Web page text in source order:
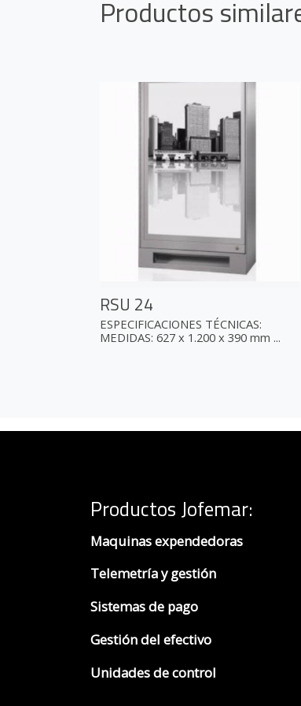
Productos
RSU 24
ESPECIFICACIONES TÉCNICAS:
MEDIDAS: 627 x 1.200 x 390 mm ...
Productos Jofemar:
Maquinas expendedoras
Telemetría y gestión
Sistemas de pago
Gestión del efectivo
Unidades de control